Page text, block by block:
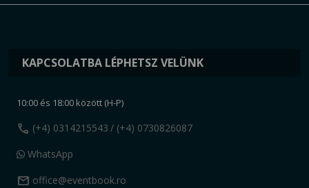
KAPCSOLATBA LÉPHETSZ VELÜNK
10:00 és 18:00 között (H-P)
call (+4) 0314215543 / (+4) 0730826087
WhatsApp
mail office@eventbook.ro